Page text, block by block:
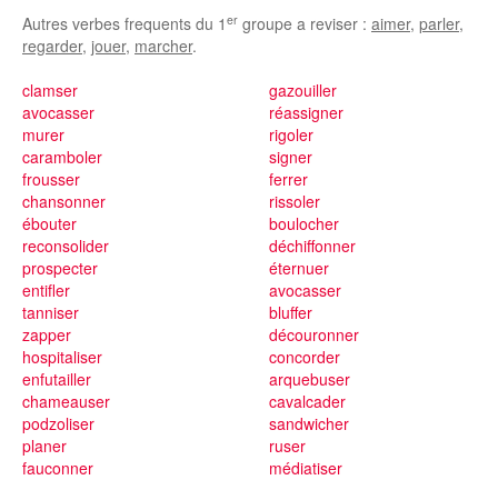
Autres verbes frequents du 1 er groupe a reviser : aimer, parler,
regarder, jouer, marcher.
clamser
avocasser
murer
caramboler
frousser
chansonner
ébouter
reconsolider
prospecter
gazouiller
réassigner
rigoler
signer
ferrer
rissoler
boulocher
déchiffonner
éternuer
entifler
tanniser
zapper
hospitaliser
enfutailler
chameauser
podzoliser
planer
fauconner
avocasser
bluffer
découronner
concorder
arquebuser
cavalcader
sandwicher
ruser
médiatiser